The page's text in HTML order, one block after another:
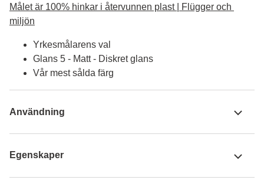
Målet är 100% hinkar i återvunnen plast | Flügger och
miljön
Yrkesmålarens val
Glans 5 - Matt - Diskret glans
Vår mest sålda färg
Användning
Egenskaper